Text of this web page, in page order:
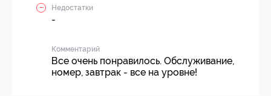
Недостатки
-
Комментарий
Все очень понравилось. Обслуживание,
номер, завтрак - все на уровне!